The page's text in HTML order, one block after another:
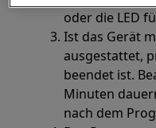
oder die LED
Ist das Gerät
ausgestattet,
beendet ist.
Minuten
nach dem